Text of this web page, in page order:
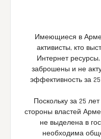
Имеющиеся в
активисты, кто
Интернет
заброшены и не
эффективность за
Поскольку за 25
стороны властей
не выделена в
необходима